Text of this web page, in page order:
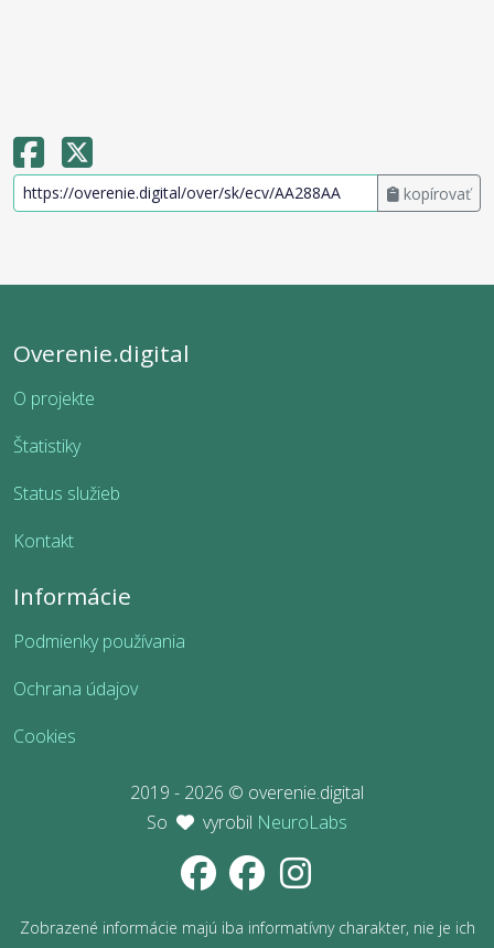
kopírovať
Overenie.digital
O projekte
Štatistiky
Status služieb
Kontakt
Informácie
Podmienky používania
Ochrana údajov
Cookies
2019 - 2026 © overenie.digital
So
vyrobil NeuroLabs
Zobrazené informácie majú iba informatívny charakter, nie je ich